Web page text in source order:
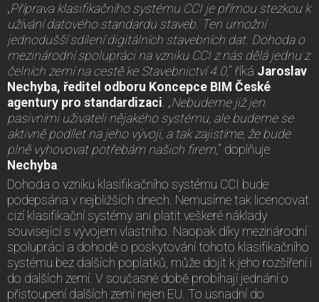
„Příprava klasifikačního systému CCI je přímou stezkou k
užívání datového standardu staveb. Ten umožní
jednodušší sdílení digitálních stavebních dat. Dohoda o
mezinárodní spolupráci na vzniku CCI z nás dělá jednu z
čelních zemí na cestě ke Stavebnictví 4.0,“ říká Jaroslav
Nechyba, ředitel odboru Koncepce BIM České
agentury pro standardizaci . „Nebudeme již jen
pasivními uživateli nějakého systému, ale budeme se
aktivně podílet na jeho vývoji, a tak zajistíme, že bude
plně vyhovovat potřebám našich firem, “ doplňuje
Nechyba
Dohoda o vzniku klasifikačního systému CCI bude
podepsána v nejbližších dnech. Nemusíme tak licencovat
cizí klasifikační systémy ani platit veškeré náklady
související s vývojem vlastního. Naopak díky mezinárodní
spolupráci a dohodě o poskytování tohoto klasifikačního
systému bez dalších poplatků, může dojít k jeho rozšíření i
do dalších zemí. V současné době probíhají jednání o
přistoupení dalších zemí nejen EU. To usnadní do